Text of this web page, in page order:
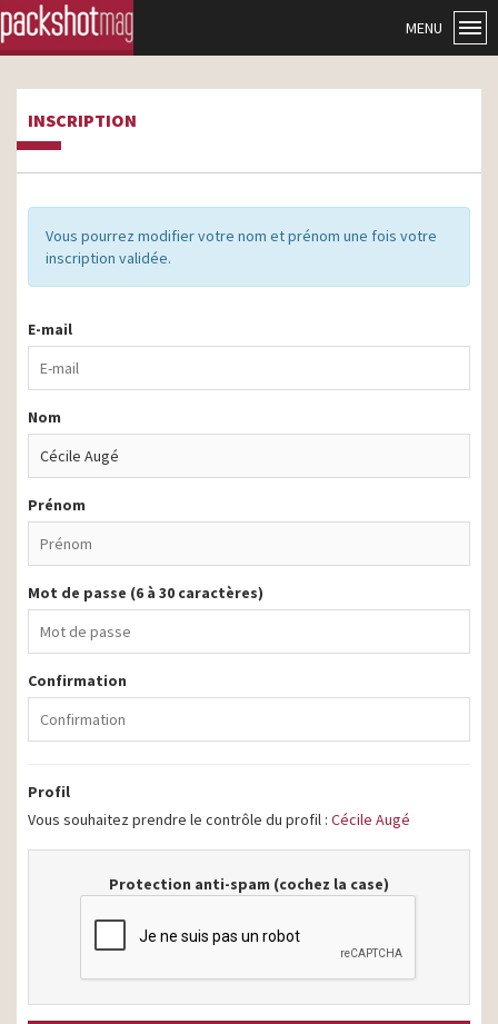
MENU
INSCRIPTION
Vous pourrez modifier votre nom et prénom une fois votre
inscription validée.
E-mail
Nom
Prénom
Mot de passe (6 à 30 caractères)
Confirmation
Profil
Vous souhaitez prendre le contrôle du profil : Cécile Augé
Protection anti-spam (cochez la case)